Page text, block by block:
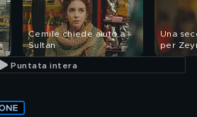
Cemile chiede aiuto a
Sultan
Una
per
Puntata intera